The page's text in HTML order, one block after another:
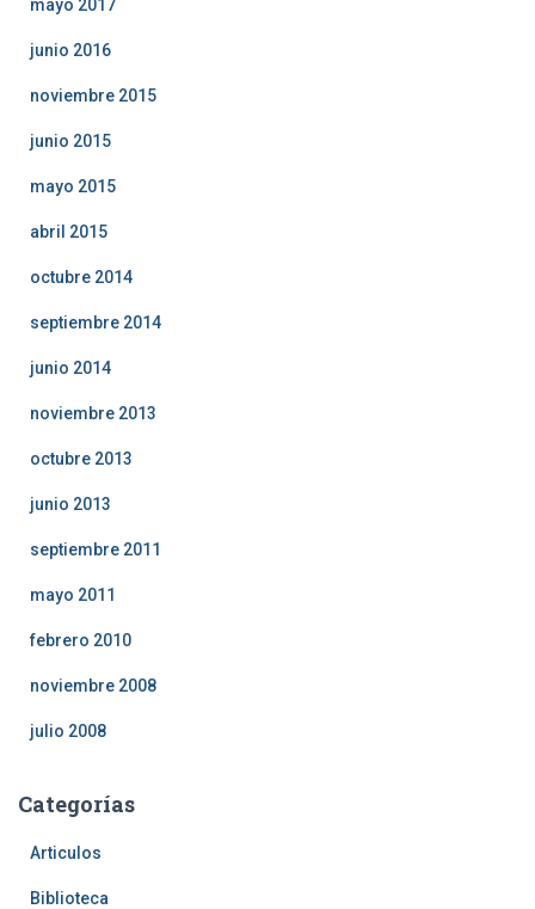
mayo 2017
junio 2016
noviembre 2015
junio 2015
mayo 2015
abril 2015
octubre 2014
septiembre 2014
junio 2014
noviembre 2013
octubre 2013
junio 2013
septiembre 2011
mayo 2011
febrero 2010
noviembre 2008
julio 2008
Categorías
Articulos
Biblioteca